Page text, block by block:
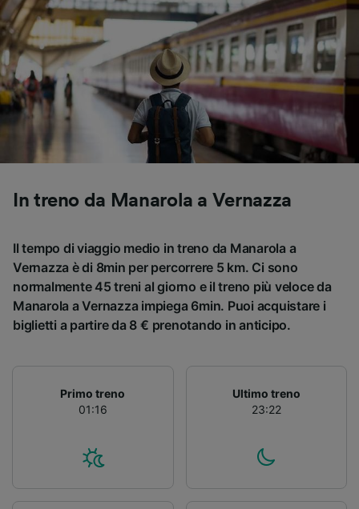
In treno da Manarola a Vernazza
Il tempo di viaggio medio in treno da Manarola a
Vernazza è di 8min per percorrere 5 km. Ci sono
normalmente 45 treni al giorno e il treno più veloce da
Manarola a Vernazza impiega 6min. Puoi acquistare i
biglietti a partire da 8 € prenotando in anticipo.
Primo treno
01:16
Ultimo treno
23:22